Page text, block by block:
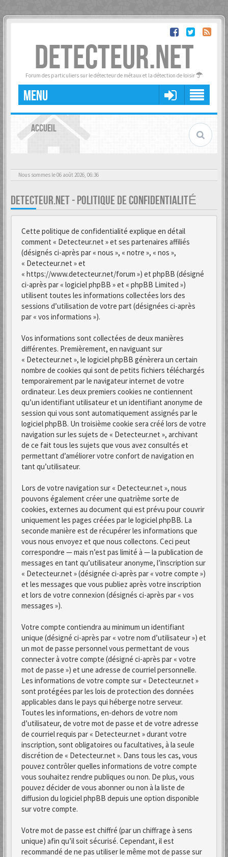
DETECTEUR.NET
Forum des particuliers sur le détecteur de métaux et la détection de loisir
MENU
ACCUEIL
Nous sommes le 06 août 2026, 06:36
DETECTEUR.NET - POLITIQUE DE CONFIDENTIALITÉ
Cette politique de confidentialité explique en détail
comment « Detecteur.net » et ses partenaires affiliés
(désignés ci-après par « nous », « notre », « nos »,
« Detecteur.net » et
« https://www.detecteur.net/forum ») et phpBB (désigné
ci-après par « logiciel phpBB » et « phpBB Limited »)
utilisent toutes les informations collectées lors des
sessions d’utilisation de votre part (désignées ci-après
par « vos informations »).
Vos informations sont collectées de deux manières
différentes. Premièrement, en naviguant sur
« Detecteur.net », le logiciel phpBB génèrera un certain
nombre de cookies qui sont de petits fichiers téléchargés
temporairement par le navigateur internet de votre
ordinateur. Les deux premiers cookies ne contiennent
qu’un identifiant utilisateur et un identifiant anonyme de
session qui vous sont automatiquement assignés par le
logiciel phpBB. Un troisième cookie sera créé lors de votre
navigation sur les sujets de « Detecteur.net », archivant
de ce fait tous les sujets que vous avez consultés et
permettant d’améliorer votre confort de navigation en
tant qu’utilisateur.
Lors de votre navigation sur « Detecteur.net », nous
pouvons également créer une quatrième sorte de
cookies, externes au document qui est prévu pour couvrir
uniquement les pages créées par le logiciel phpBB. La
seconde manière est de récupérer les informations que
vous nous envoyez et que nous collectons. Ceci peut
correspondre — mais n’est pas limité à — la publication de
messages en tant qu’utilisateur anonyme, l’inscription sur
« Detecteur.net » (désignée ci-après par « votre compte »)
et les messages que vous publiez après votre inscription
et lors de votre connexion (désignés ci-après par « vos
messages »).
Votre compte contiendra au minimum un identifiant
unique (désigné ci-après par « votre nom d’utilisateur ») et
un mot de passe personnel vous permettant de vous
connecter à votre compte (désigné ci-après par « votre
mot de passe ») et une adresse de courriel personnelle.
Les informations de votre compte sur « Detecteur.net »
sont protégées par les lois de protection des données
applicables dans le pays qui héberge notre serveur.
Toutes les informations, en-dehors de votre nom
d’utilisateur, de votre mot de passe et de votre adresse
de courriel requis par « Detecteur.net » durant votre
inscription, sont obligatoires ou facultatives, à la seule
discrétion de « Detecteur.net ». Dans tous les cas, vous
pouvez contrôler quelles informations de votre compte
vous souhaitez rendre publiques ou non. De plus, vous
pouvez décider de vous abonner ou non à la liste de
diffusion du logiciel phpBB depuis une option disponible
sur votre compte.
Votre mot de passe est chiffré (par un chiffrage à sens
unique) afin qu’il soit sécurisé. Cependant, il est
recommandé de ne pas utiliser le même mot de passe sur